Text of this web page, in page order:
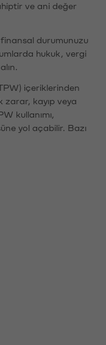
ve ani değer
durumunuzu
hukuk, vergi
içeriklerinden
zarar, kayıp veya
kullanımı,
yol açabilir. Bazı